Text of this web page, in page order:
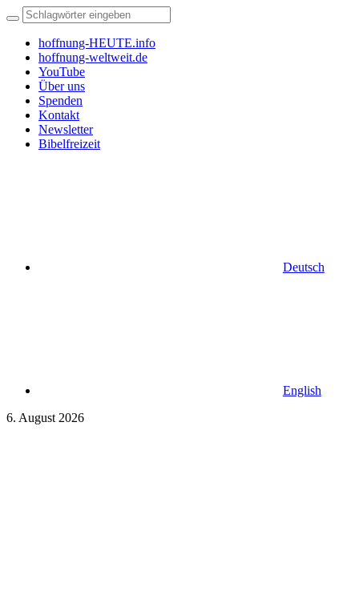
hoffnung-HEUTE.info
hoffnung-weltweit.de
YouTube
Über uns
Spenden
Kontakt
Newsletter
Bibelfreizeit
Deutsch
English
6. August 2026